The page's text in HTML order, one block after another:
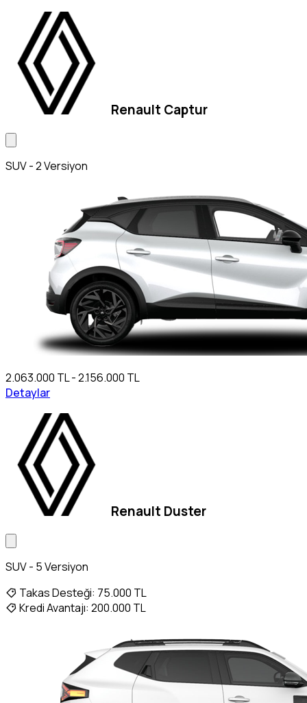
Renault Captur
SUV - 2 Versiyon
2.063.000 TL - 2.156.000 TL
Detaylar
Renault Duster
SUV - 5 Versiyon
Takas Desteği: 75.000 TL
Kredi Avantajı: 200.000 TL